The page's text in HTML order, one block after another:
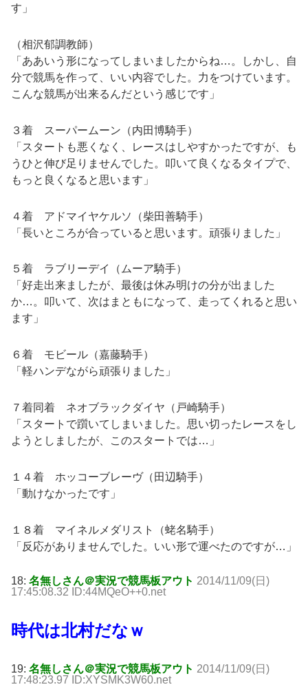
す」
（相沢郁調教師）
「ああいう形になってしまいましたからね…。しかし、自
分で競馬を作って、いい内容でした。力をつけています。
こんな競馬が出来るんだという感じです」
３着 スーパームーン（内田博騎手）
「スタートも悪くなく、レースはしやすかったですが、も
うひと伸び足りませんでした。叩いて良くなるタイプで、
もっと良くなると思います」
４着 アドマイヤケルソ（柴田善騎手）
「長いところが合っていると思います。頑張りました」
５着 ラブリーデイ（ムーア騎手）
「好走出来ましたが、最後は休み明けの分が出ました
か…。叩いて、次はまともになって、走ってくれると思い
ます」
６着 モビール（嘉藤騎手）
「軽ハンデながら頑張りました」
７着同着 ネオブラックダイヤ（戸崎騎手）
「スタートで躓いてしまいました。思い切ったレースをし
ようとしましたが、このスタートでは…」
１４着 ホッコーブレーヴ（田辺騎手）
「動けなかったです」
１８着 マイネルメダリスト（蛯名騎手）
「反応がありませんでした。いい形で運べたのですが…」
18: 名無しさん＠実況で競馬板アウト 2014/11/09(日)
17:45:08.32 ID:44MQeO++0.net
時代は北村だなｗ
19: 名無しさん＠実況で競馬板アウト 2014/11/09(日)
17:48:23.97 ID:XYSMK3W60.net